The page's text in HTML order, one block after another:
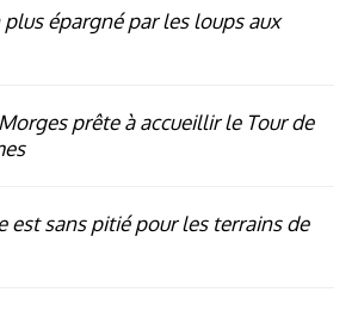
épargné par les loups aux
prête à accueillir le Tour de
est sans pitié pour les terrains de